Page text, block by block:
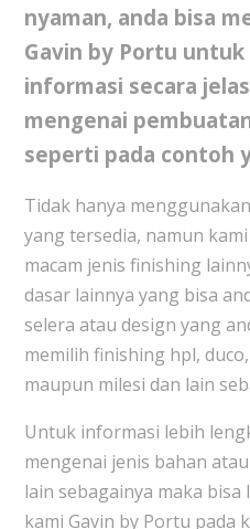
nyaman, anda bisa
Gavin by Portu
informasi secara
mengenai
seperti pada contoh
Tidak hanya
yang tersedia, namun
macam jenis finishing
dasar lainnya yang bisa
selera atau design yang
memilih finishing hpl,
maupun milesi dan lain
Untuk informasi lebih
mengenai jenis bahan
lain sebagainya maka
kami Gavin by Portu pada